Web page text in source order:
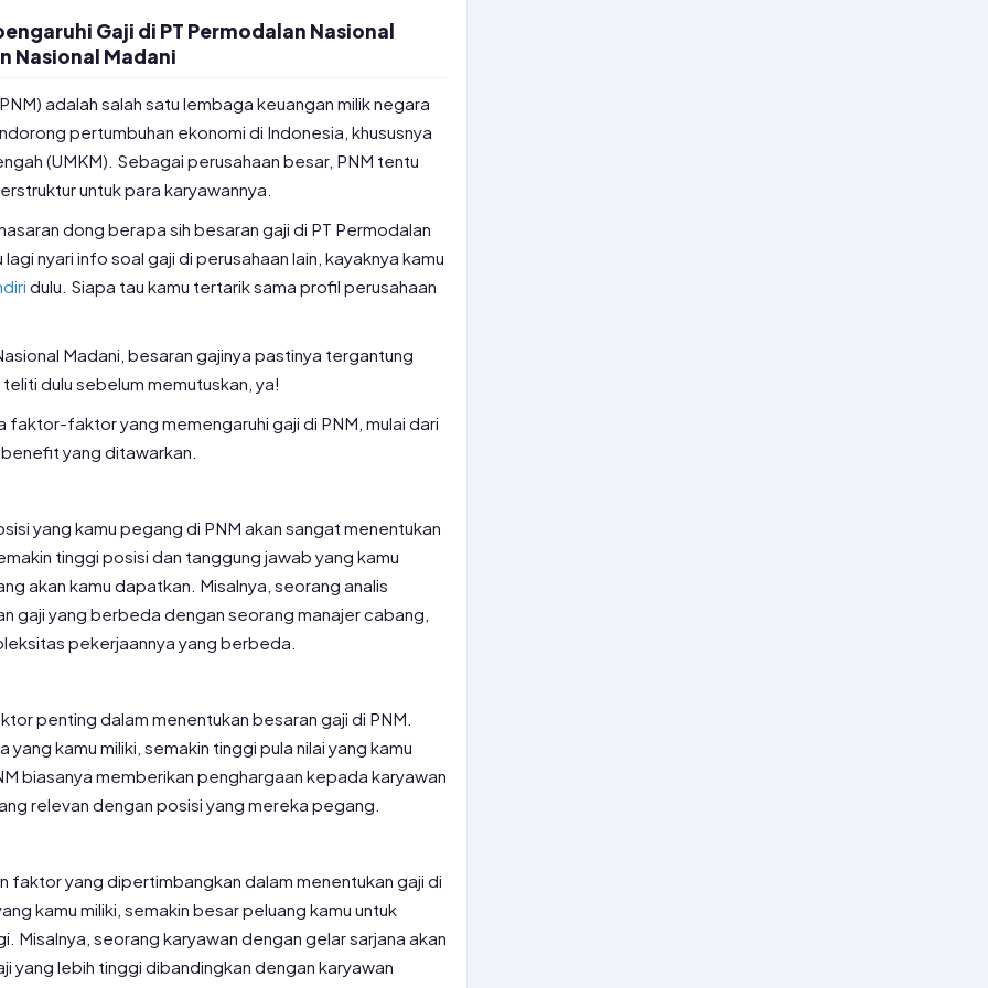
Gaji di PT Permodalan Nasional
Nasional Madani
adalah salah satu lembaga keuangan milik negara
pertumbuhan ekonomi di Indonesia, khususnya
(UMKM). Sebagai perusahaan besar, PNM tentu
untuk para karyawannya.
dong berapa sih besaran gaji di PT Permodalan
nyari info soal gaji di perusahaan lain, kayaknya kamu
dulu. Siapa tau kamu tertarik sama profil perusahaan
Madani, besaran gajinya pastinya tergantung
dulu sebelum memutuskan, ya!
faktor-faktor yang memengaruhi gaji di PNM, mulai dari
yang ditawarkan.
yang kamu pegang di PNM akan sangat menentukan
tinggi posisi dan tanggung jawab yang kamu
akan kamu dapatkan. Misalnya, seorang analis
gaji yang berbeda dengan seorang manajer cabang,
pekerjaannya yang berbeda.
penting dalam menentukan besaran gaji di PNM.
kamu miliki, semakin tinggi pula nilai yang kamu
biasanya memberikan penghargaan kepada karyawan
relevan dengan posisi yang mereka pegang.
faktor yang dipertimbangkan dalam menentukan gaji di
kamu miliki, semakin besar peluang kamu untuk
Misalnya, seorang karyawan dengan gelar sarjana akan
yang lebih tinggi dibandingkan dengan karyawan